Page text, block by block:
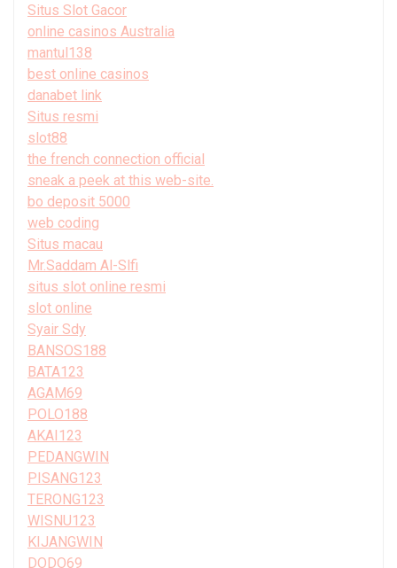
Situs Slot Gacor
online casinos Australia
mantul138
best online casinos
danabet link
Situs resmi
slot88
the french connection official
sneak a peek at this web-site.
bo deposit 5000
web coding
Situs macau
Mr.Saddam Al-Slfi
situs slot online resmi
slot online
Syair Sdy
BANSOS188
BATA123
AGAM69
POLO188
AKAI123
PEDANGWIN
PISANG123
TERONG123
WISNU123
KIJANGWIN
DODO69